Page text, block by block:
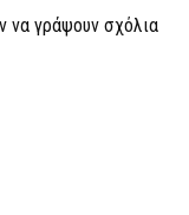
να γράψουν σχόλια